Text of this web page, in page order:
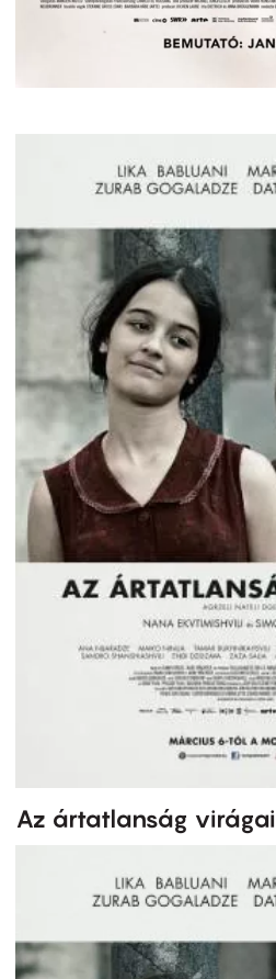
Az ártatlanság virágai